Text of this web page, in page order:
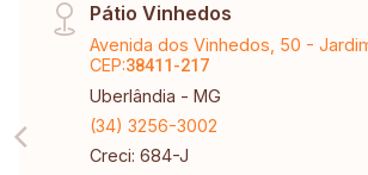
Pátio Vinhedos
Avenida dos Vinhedos, 50 -
CEP:38411-217
Uberlândia - MG
(34) 3256-3002
Creci: 684-J